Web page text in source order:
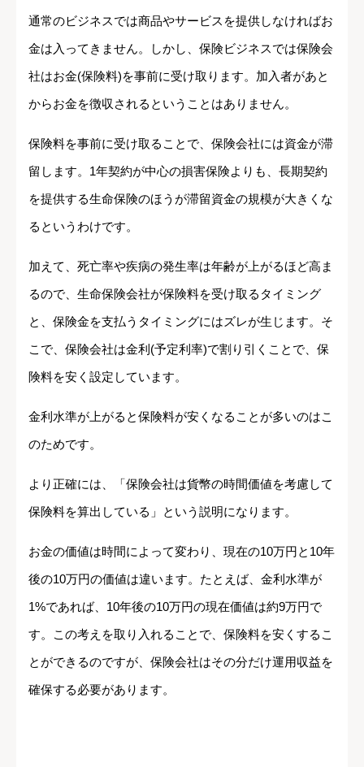
通常のビジネスでは商品やサービスを提供しなければお
金は入ってきません。しかし、保険ビジネスでは保険会
社はお金(保険料)を事前に受け取ります。加入者があと
からお金を徴収されるということはありません。
保険料を事前に受け取ることで、保険会社には資金が滞
留します。1年契約が中心の損害保険よりも、長期契約
を提供する生命保険のほうが滞留資金の規模が大きくな
るというわけです。
加えて、死亡率や疾病の発生率は年齢が上がるほど高ま
るので、生命保険会社が保険料を受け取るタイミング
と、保険金を支払うタイミングにはズレが生じます。そ
こで、保険会社は金利(予定利率)で割り引くことで、保
険料を安く設定しています。
金利水準が上がると保険料が安くなることが多いのはこ
のためです。
より正確には、「保険会社は貨幣の時間価値を考慮して
保険料を算出している」という説明になります。
お金の価値は時間によって変わり、現在の10万円と10年
後の10万円の価値は違います。たとえば、金利水準が
1%であれば、10年後の10万円の現在価値は約9万円で
す。この考えを取り入れることで、保険料を安くするこ
とができるのですが、保険会社はその分だけ運用収益を
確保する必要があります。